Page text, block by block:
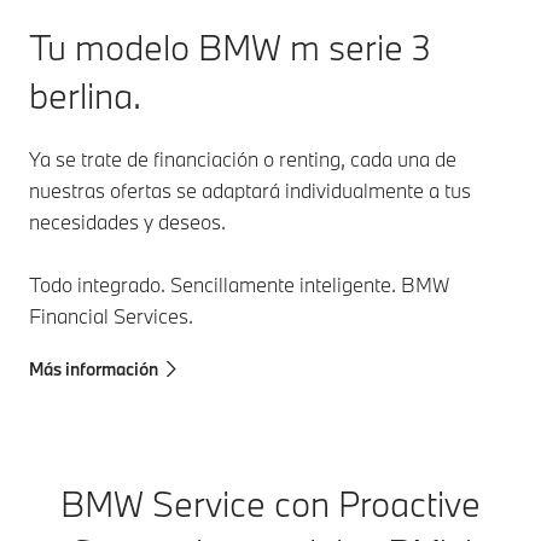
Tu modelo BMW m serie 3
berlina.
Ya se trate de financiación o renting, cada una de
nuestras ofertas se adaptará individualmente a tus
necesidades y deseos.
Todo integrado. Sencillamente inteligente. BMW
Financial Services.
Más información
BMW Service con Proactive